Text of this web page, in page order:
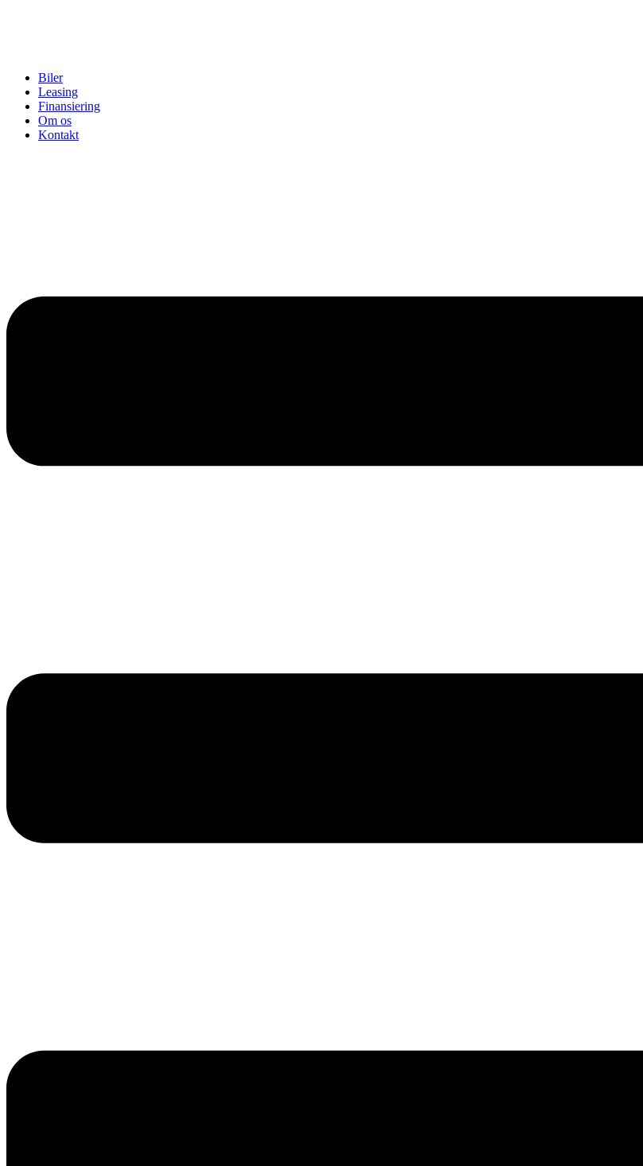
Biler
Leasing
Finansiering
Om os
Kontakt